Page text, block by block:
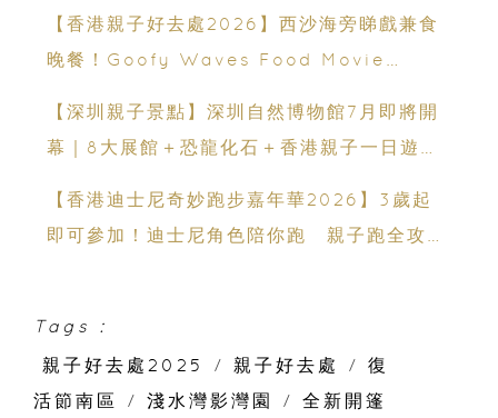
【香港親子好去處2026】西沙海旁睇戲兼食
晚餐！Goofy Waves Food Movie
【深圳親子景點】深圳自然博物館7月即將開
幕｜8大展館＋恐龍化石＋香港親子一日遊推
【香港迪士尼奇妙跑步嘉年華2026】3歲起
即可參加！迪士尼角色陪你跑 親子跑全攻略
Tags :
親子好去處2025
/ 親子好去處 /
復
活節南區
/ 淺水灣影灣園 /
全新開篷